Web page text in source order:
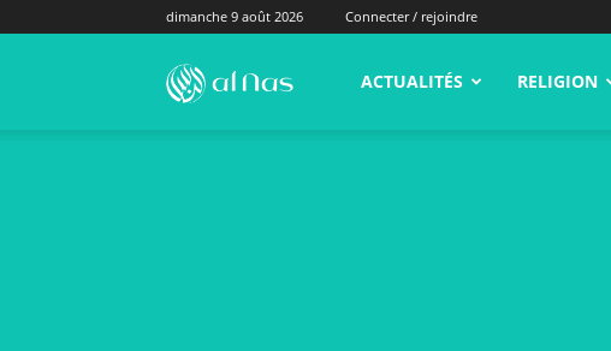
dimanche 9 août 2026 Connecter / rejoindre
alNas.fr ACTUALITÉS RELIGION